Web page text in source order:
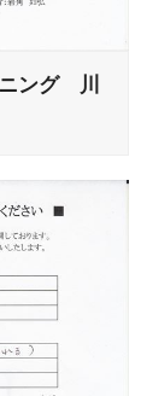
ング 川